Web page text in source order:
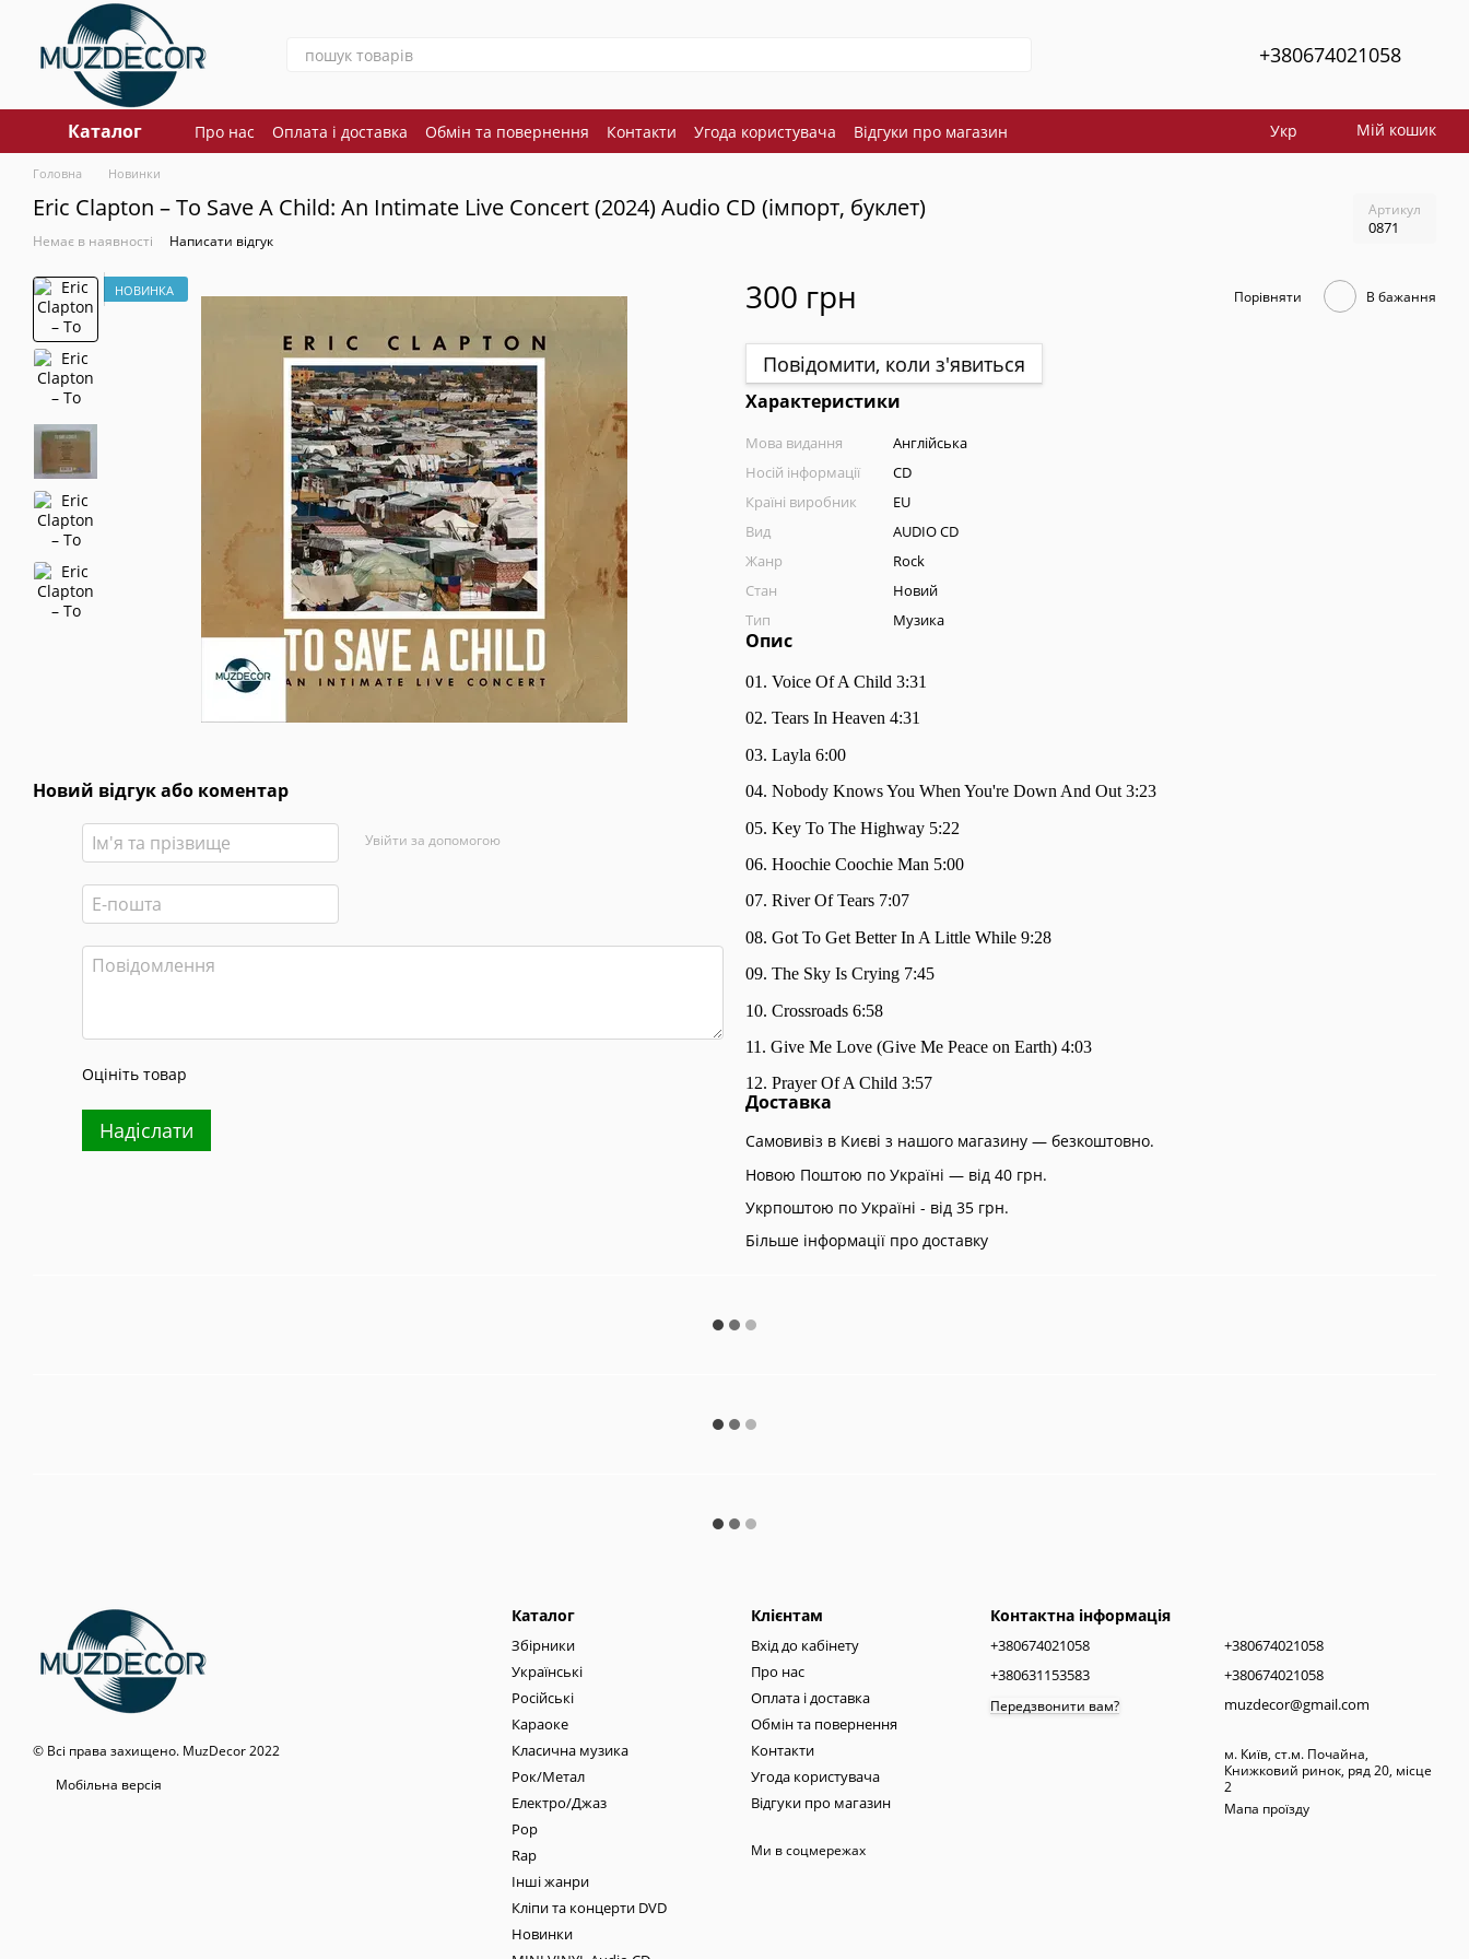
Перейти до основного контенту
+380674021058
Каталог Про нас Оплата і доставка Обмін та повернення Контакти Угода користувача Відгуки про магазин Укр Мій кошик
Головна Новинки
Eric Clapton – To Save A Child: An Intimate Live Concert (2024) Audio CD (імпорт, буклет) Артикул
0871
Немає в наявності Написати відгук
НОВИНКА
Новий відгук або коментар
Увійти за допомогою
Оцініть товар
Надіслати
300 грн Порівняти В бажання
Повідомити, коли з'явиться
Характеристики
Мова видання
Англійська
Носій інформації
CD
Країні виробник
EU
Вид
AUDIO CD
Жанр
Rock
Стан
Новий
Тип
Музика
Опис
01. Voice Of A Child 3:31
02. Tears In Heaven 4:31
03. Layla 6:00
04. Nobody Knows You When You're Down And Out 3:23
05. Key To The Highway 5:22
06. Hoochie Coochie Man 5:00
07. River Of Tears 7:07
08. Got To Get Better In A Little While 9:28
09. The Sky Is Crying 7:45
10. Crossroads 6:58
11. Give Me Love (Give Me Peace on Earth) 4:03
12. Prayer Of A Child 3:57
Доставка
Самовивіз в Києві з нашого магазину — безкоштовно.
Новою Поштою по Україні — від 40 грн.
Укрпоштою по Україні - від 35 грн.
Більше інформації про доставку
© Всі права захищено. MuzDecor 2022
Мобільна версія
Каталог
Збірники
Українські
Російські
Караоке
Класична музика
Рок/Метал
Електро/Джаз
Pop
Rap
Інші жанри
Кліпи та концерти DVD
Новинки
Клієнтам
Вхід до кабінету
Про нас
Оплата і доставка
Обмін та повернення
Контакти
Угода користувача
Відгуки про магазин
Ми в соцмережах
Контактна інформація
+380674021058
+380631153583
Передзвонити вам?
+380674021058
+380674021058
muzdecor@gmail.com
м. Київ, ст.м. Почайна,
Книжковий ринок, ряд 20, місце
2
Мапа проїзду